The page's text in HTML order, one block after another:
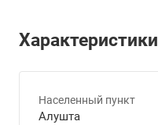
Характеристики
Населенный пункт
Алушта